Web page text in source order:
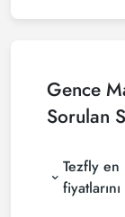
Gence
Sorulan
Tezfly